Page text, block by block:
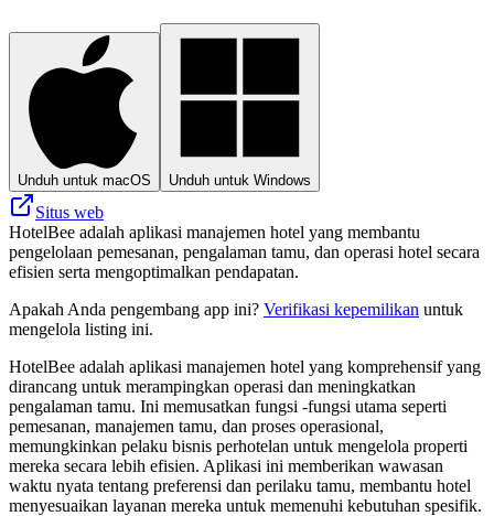
Unduh untuk macOS Unduh untuk Windows
Situs web
HotelBee adalah aplikasi manajemen hotel yang membantu
pengelolaan pemesanan, pengalaman tamu, dan operasi hotel secara
efisien serta mengoptimalkan pendapatan.
Apakah Anda pengembang app ini? Verifikasi kepemilikan untuk
mengelola listing ini.
HotelBee adalah aplikasi manajemen hotel yang komprehensif yang
dirancang untuk merampingkan operasi dan meningkatkan
pengalaman tamu. Ini memusatkan fungsi -fungsi utama seperti
pemesanan, manajemen tamu, dan proses operasional,
memungkinkan pelaku bisnis perhotelan untuk mengelola properti
mereka secara lebih efisien. Aplikasi ini memberikan wawasan
waktu nyata tentang preferensi dan perilaku tamu, membantu hotel
menyesuaikan layanan mereka untuk memenuhi kebutuhan spesifik.